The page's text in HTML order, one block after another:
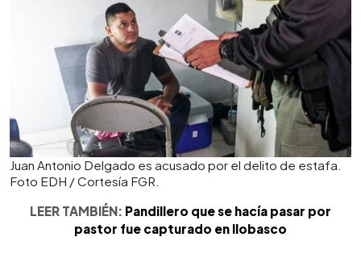
Juan Antonio Delgado es acusado por el delito de estafa.
Foto EDH / Cortesía FGR.
LEER TAMBIÉN: Pandillero que se hacía pasar por
pastor fue capturado en Ilobasco